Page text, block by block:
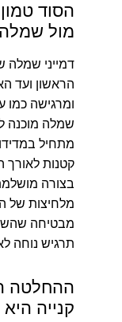
הסוד
מול
דמייני שמלה
הראשון ועד
ומרגישה כמו
שמלה מוכנה
מתחיל
קטנות לאורך
בצורה
מלחיצות של
מבטיחה
תרגיש נוחה
ההחלטה
קנייה